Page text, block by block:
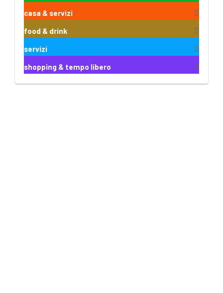
casa & servizi
food & drink
servizi
shopping & tempo libero